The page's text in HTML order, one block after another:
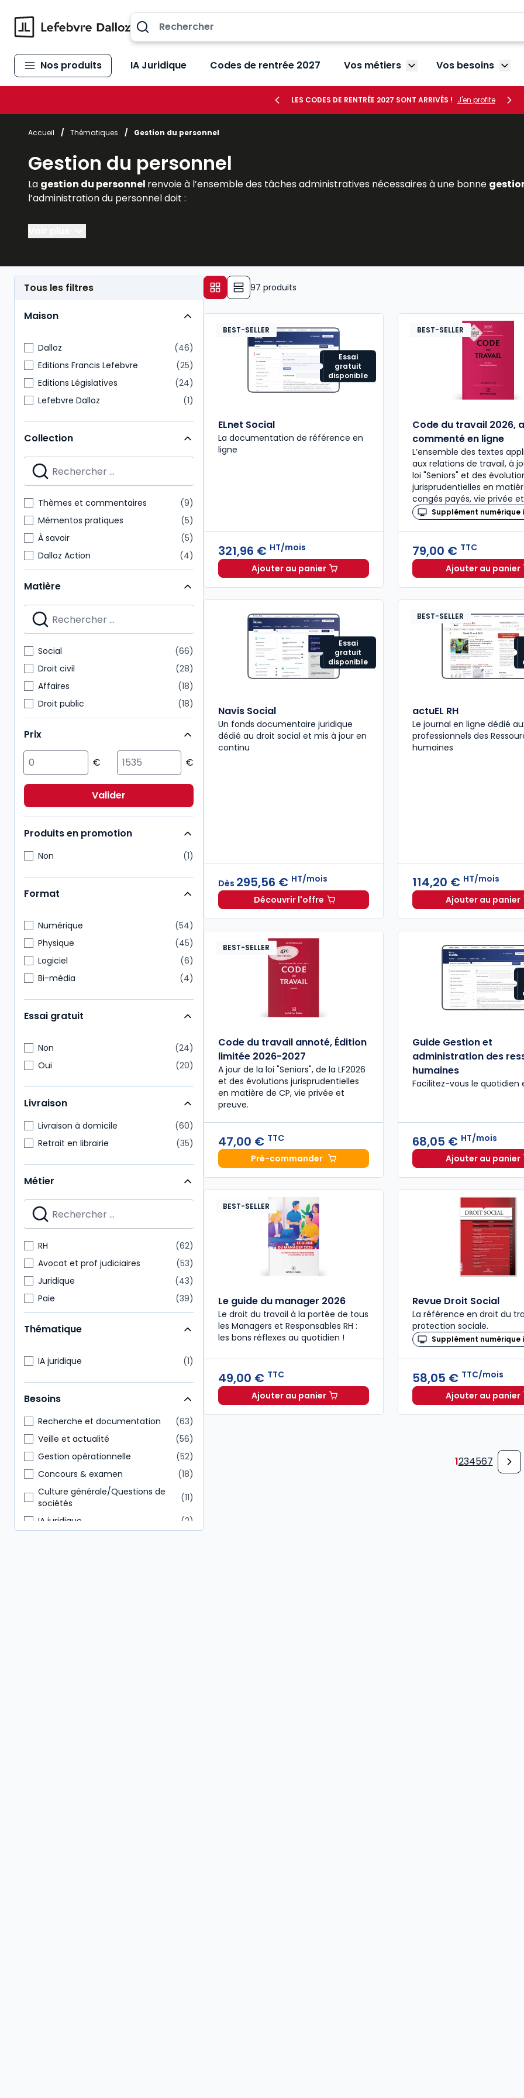
Nos produits IA Juridique Codes de rentrée 2027 Vos métiers Afficher le sous-menu
Vos besoins
LES CODES DE RENTRÉE 2027 SONT ARRIVÉS ! J'en profite
Accueil / Thématiques / Gestion du personnel
Gestion du personnel
La gestion du personnel renvoie à l’ensemble des tâches administratives nécessaires à une bonne
l’administration du personnel doit :
- préparer tous les documents nécessaires à une embauche (
- d’une façon générale, garantir l’application de la législation et prévention
procédure de licenciement négociation d’une rupture conventionnelle
- et assurer des relations sereines avec lesorganismes extérieurs à l’entreprise (DIRECCTE, Urssaf,
Tous les filtres
Maison
Dalloz
46
Editions Francis Lefebvre
25
Editions Législatives
24
Lefebvre Dalloz
1
Collection
Thèmes et commentaires
9
Mémentos pratiques
5
À savoir
5
Dalloz Action
4
Hors Collection
3
Revues d'actualité
3
Autres brochés
2
Bulletins
Matière
Social
66
Droit civil
28
Affaires
18
Droit public
18
Fiscal
10
Droit comptable
9
Multimatières
9
Sciences politiques et sociales
Action sociale
Pénal
7
Prix
Valider
Produits en promotion
Non 1
Format
Numérique
54
Physique
45
Logiciel
6
Bi-média
4
Essai gratuit
Non
24
Oui
20
Livraison
Livraison à domicile
60
Retrait en librairie
35
Métier
RH
62
Avocat et prof judiciaires
53
Juridique
43
Paie
39
Étudiants
34
Enseignants
33
Commissaire aux comptes
25
Direction générale
24
Représentant du personnel
22
Thématique
IA juridique 1
Besoins
Recherche et documentation
63
Veille et actualité
56
Gestion opérationnelle
52
Concours & examen
18
Culture générale/Questions de
sociétés
11
IA juridique
2
97 produits
Essai
gratuit
disponible
BEST-SELLER
ELnet Social
La documentation de référence en
ligne
321,96 € HT/mois
Ajouter au panierELnet Social à 321,96 € HT/mois
BEST-SELLER
Code du travail 2026,
commenté en ligne
L’ensemble des textes
aux relations de travail, à
loi "Seniors" et des
jurisprudentielles en
congés payés, vie privée
Supplément numérique
79,00 € TTC
Ajouter au panier
Code
Essai
gratuit
disponible
Navis Social
Un fonds documentaire juridique
dédié au droit social et mis à jour en
continu
Dès 295,56 € HT/mois
Découvrir l'offreNavis Social à partir de 295,56 €HT/mois
BEST-SELLER
actuEL RH
Le journal en ligne dédié
professionnels des
humaines
114,20 € HT/mois
Ajouter au panier
actuEL
BEST-SELLER
Code du travail annoté, Édition
limitée 2026-2027
A jour de la loi "Seniors", de la LF2026
et des évolutions jurisprudentielles
en matière de CP, vie privée et
preuve.
47,00 € TTC
Pré-commanderCode du travail annoté, Édition limitée 2026-2027 à
Guide Gestion et
administration des
humaines
Facilitez-vous le quotidien
68,05 € HT/mois
Ajouter au panier
Guide
BEST-SELLER
Le guide du manager 2026
Le droit du travail à la portée de tous
les Managers et Responsables RH :
les bons réflexes au quotidien !
49,00 € TTC
Ajouter au panierLe guide du manager 2026 à 49,00 € TTC
Revue Droit Social
La référence en droit du
protection sociale.
Supplément numérique
58,05 € TTC/mois
Ajouter au panier
Revue
1234567